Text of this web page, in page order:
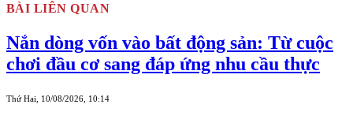
BÀI LIÊN QUAN
Nắn dòng vốn vào bất động sản: Từ cuộc
chơi đầu cơ sang đáp ứng nhu cầu thực
Thứ Hai, 10/08/2026, 10:14